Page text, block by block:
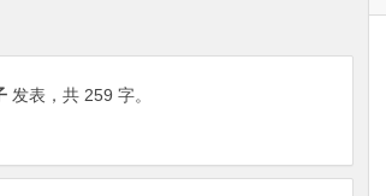
发表，共 259 字。